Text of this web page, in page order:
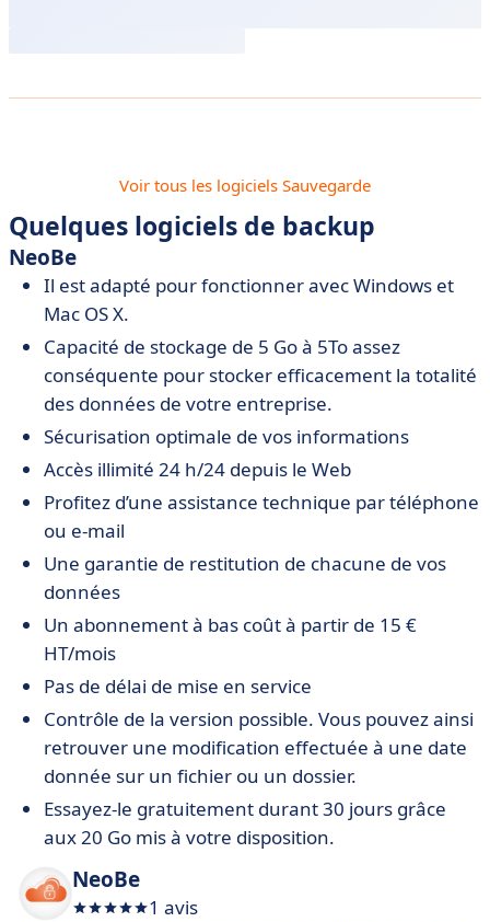
Voir tous les logiciels Sauvegarde
Quelques logiciels de backup
NeoBe
Il est adapté pour fonctionner avec Windows et
Mac OS X.
Capacité de stockage de 5 Go à 5To assez
conséquente pour stocker efficacement la totalité
des données de votre entreprise.
Sécurisation optimale de vos informations
Accès illimité 24 h/24 depuis le Web
Profitez d’une assistance technique par téléphone
ou e-mail
Une garantie de restitution de chacune de vos
données
Un abonnement à bas coût à partir de 15 €
HT/mois
Pas de délai de mise en service
Contrôle de la version possible. Vous pouvez ainsi
retrouver une modification effectuée à une date
donnée sur un fichier ou un dossier.
Essayez-le gratuitement durant 30 jours grâce
aux 20 Go mis à votre disposition.
NeoBe
1 avis